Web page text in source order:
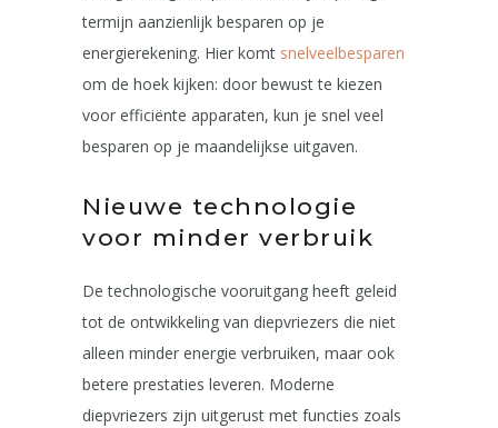
termijn aanzienlijk besparen op je
energierekening. Hier komt snelveelbesparen
om de hoek kijken: door bewust te kiezen
voor efficiënte apparaten, kun je snel veel
besparen op je maandelijkse uitgaven.
Nieuwe technologie
voor minder verbruik
De technologische vooruitgang heeft geleid
tot de ontwikkeling van diepvriezers die niet
alleen minder energie verbruiken, maar ook
betere prestaties leveren. Moderne
diepvriezers zijn uitgerust met functies zoals